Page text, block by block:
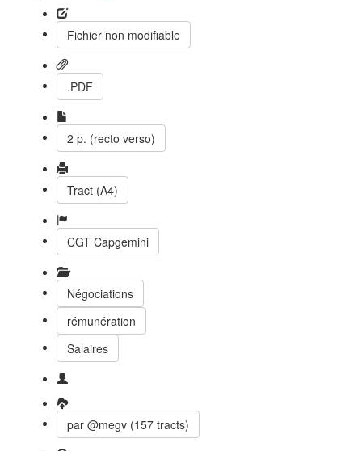
Fichier non modifiable
.PDF
2 p. (recto verso)
Tract (A4)
CGT Capgemini
Négociations
rémunération
Salaires
par @megv (157 tracts)